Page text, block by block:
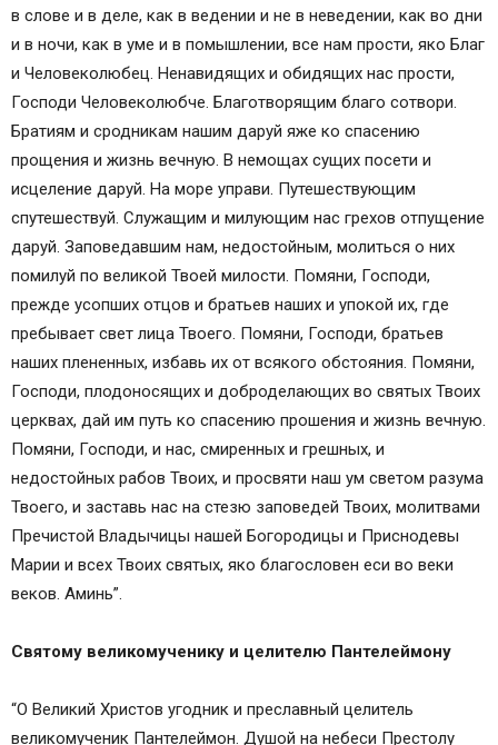
в слове и в деле, как в ведении и не в неведении, как во дни
и в ночи, как в уме и в помышлении, все нам прости, яко Благ
и Человеколюбец. Ненавидящих и обидящих нас прости,
Господи Человеколюбче. Благотворящим благо сотвори.
Братиям и сродникам нашим даруй яже ко спасению
прощения и жизнь вечную. В немощах сущих посети и
исцеление даруй. На море управи. Путешествующим
спутешествуй. Служащим и милующим нас грехов отпущение
даруй. Заповедавшим нам, недостойным, молиться о них
помилуй по великой Твоей милости. Помяни, Господи,
прежде усопших отцов и братьев наших и упокой их, где
пребывает свет лица Твоего. Помяни, Господи, братьев
наших плененных, избавь их от всякого обстояния. Помяни,
Господи, плодоносящих и доброделающих во святых Твоих
церквах, дай им путь ко спасению прошения и жизнь вечную.
Помяни, Господи, и нас, смиренных и грешных, и
недостойных рабов Твоих, и просвяти наш ум светом разума
Твоего, и заставь нас на стезю заповедей Твоих, молитвами
Пречистой Владычицы нашей Богородицы и Приснодевы
Марии и всех Твоих святых, яко благословен еси во веки
веков. Аминь”.
Святому великомученику и целителю Пантелеймону
“О Великий Христов угодник и преславный целитель
великомученик Пантелеймон. Душой на небеси Престолу